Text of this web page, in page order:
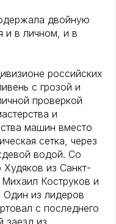
двойную
и в личном, и в
российских
с грозой и
проверкой
и
машин вместо
сетка, через
водой. Со
из Санкт-
Коструков и
из лидеров
с последнего